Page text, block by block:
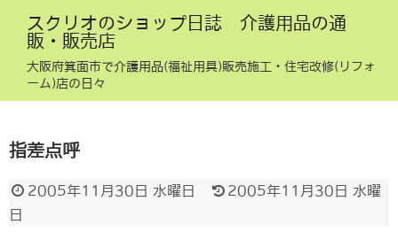
スクリオのショップ日誌 介護用品の通
販・販売店
大阪府箕面市で介護用品(福祉用具)販売施工・住宅改修(リフォ
ーム)店の日々
指差点呼
2005年11月30日 水曜日
2005年11月30日 水曜
日